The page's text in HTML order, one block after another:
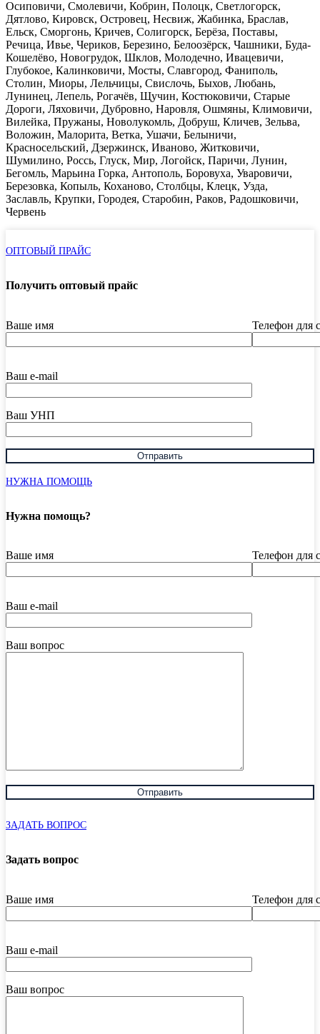
Осиповичи, Смолевичи, Кобрин, Полоцк, Светлогорск,
Дятлово, Кировск, Островец, Несвиж, Жабинка, Браслав,
Ельск, Сморгонь, Кричев, Солигорск, Берёза, Поставы,
Речица, Ивье, Чериков, Березино, Белоозёрск, Чашники, Буда-
Кошелёво, Новогрудок, Шклов, Молодечно, Ивацевичи,
Глубокое, Калинковичи, Мосты, Славгород, Фаниполь,
Столин, Миоры, Лельчицы, Свислочь, Быхов, Любань,
Лунинец, Лепель, Рогачёв, Щучин, Костюковичи, Старые
Дороги, Ляховичи, Дубровно, Наровля, Ошмяны, Климовичи,
Вилейка, Пружаны, Новолукомль, Добруш, Кличев, Зельва,
Воложин, Малорита, Ветка, Ушачи, Белыничи,
Красносельский, Дзержинск, Иваново, Житковичи,
Шумилино, Россь, Глуск, Мир, Логойск, Паричи, Лунин,
Бегомль, Марьина Горка, Антополь, Боровуха, Уваровичи,
Березовка, Копыль, Коханово, Столбцы, Клецк, Узда,
Заславль, Крупки, Городея, Старобин, Раков, Радошковичи,
Червень
ОПТОВЫЙ ПРАЙС
Получить оптовый прайс
Ваше имя Телефон для
Ваш e-mail
Ваш УНП
НУЖНА ПОМОЩЬ
Нужна помощь?
Ваше имя Телефон для
Ваш e-mail
Ваш вопрос
ЗАДАТЬ ВОПРОС
Задать вопрос
Ваше имя Телефон для
Ваш e-mail
Ваш вопрос